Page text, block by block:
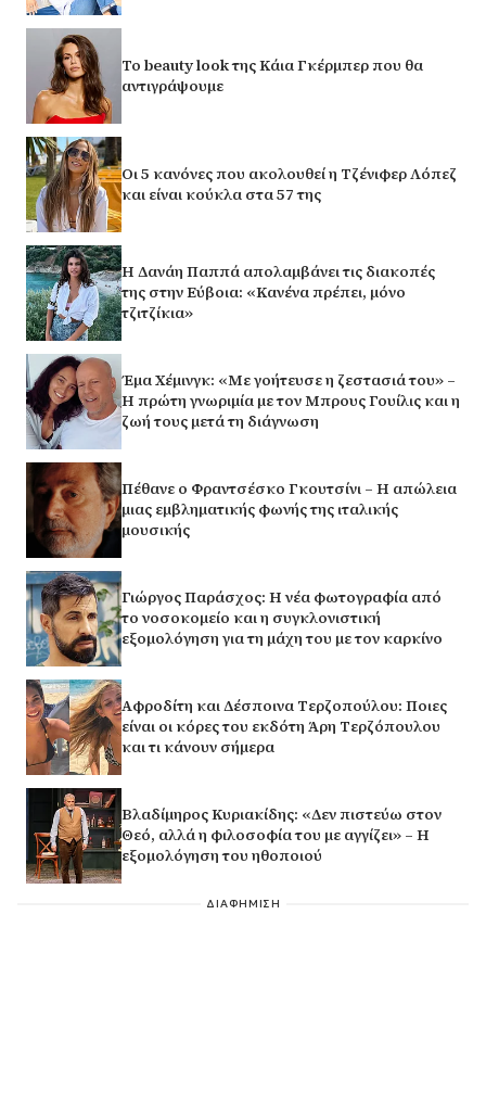
Το beauty look της Κάια Γκέρμπερ που θα
αντιγράψουμε
Οι 5 κανόνες που ακολουθεί η Τζένιφερ Λόπεζ
και είναι κούκλα στα 57 της
Η Δανάη Παππά απολαμβάνει τις διακοπές
της στην Εύβοια: «Κανένα πρέπει, μόνο
τζιτζίκια»
Έμα Χέμινγκ: «Με γοήτευσε η ζεστασιά του» –
Η πρώτη γνωριμία με τον Μπρους Γουίλις και η
ζωή τους μετά τη διάγνωση
Πέθανε ο Φραντσέσκο Γκουτσίνι – Η απώλεια
μιας εμβληματικής φωνής της ιταλικής
μουσικής
Γιώργος Παράσχος: Η νέα φωτογραφία από
το νοσοκομείο και η συγκλονιστική
εξομολόγηση για τη μάχη του με τον καρκίνο
Αφροδίτη και Δέσποινα Τερζοπούλου: Ποιες
είναι οι κόρες του εκδότη Άρη Τερζόπουλου
και τι κάνουν σήμερα
Βλαδίμηρος Κυριακίδης: «Δεν πιστεύω στον
Θεό, αλλά η φιλοσοφία του με αγγίζει» – Η
εξομολόγηση του ηθοποιού
ΔΙΑΦΗΜΙΣΗ